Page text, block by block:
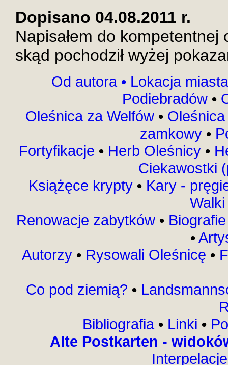
Dopisano 04.08.2011 r.
Napisałem do
skąd pochodził wyżej
Od autora • Lokacja miasta
Podiebradów •
Oleśnica za Welfów•
zamkowy •
Fortyfikacje •Herb Oleśnicy •
Ciekawostki
Książęce krypty • Kary -
Renowacje zabytków •
•
Autorzy • Rysowali Oleśnicę •
Co pod ziemią? •
Bibliografia • Linki •
Alte Postkarten -